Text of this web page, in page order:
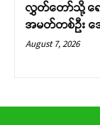
လွှတ်တော်သို့ ရ
အမတ်တစ်ဦး အ
August 7, 2026